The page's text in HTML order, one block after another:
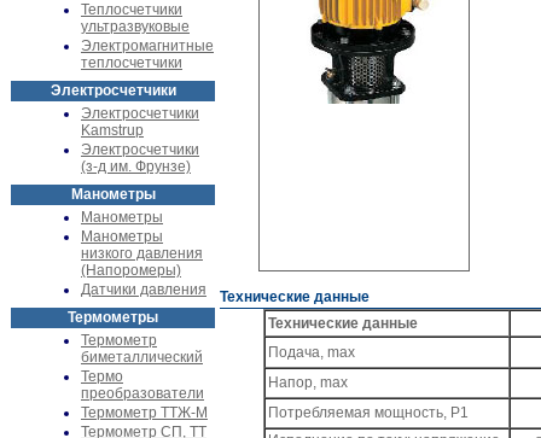
Теплосчетчики
ультразвуковые
Электромагнитные
теплосчетчики
Электросчетчики
Электросчетчики
Kamstrup
Электросчетчики
(з-д им. Фрунзе)
Манометры
Манометры
Манометры
низкого давления
(Напоромеры)
Датчики давления
Термометры
Термометр
биметаллический
Термо
преобразователи
Термометр ТТЖ-М
Термометр СП, ТТ
Технические данные
Технические данные
Подача, max
Напор, max
Потребляемая мощность, Р1